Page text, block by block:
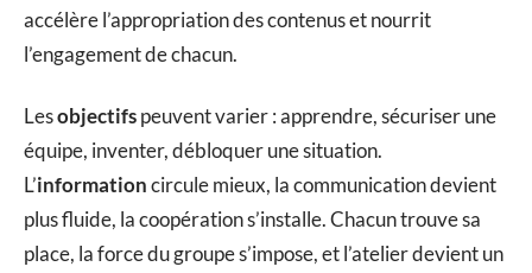
accélère l’appropriation des contenus et nourrit
l’engagement de chacun.
Lesobjectifspeuvent varier : apprendre, sécuriser une
équipe, inventer, débloquer une situation.
L’informationcircule mieux, la communication devient
plus fluide, la coopération s’installe. Chacun trouve sa
place, la force du groupe s’impose, et l’atelier devient un